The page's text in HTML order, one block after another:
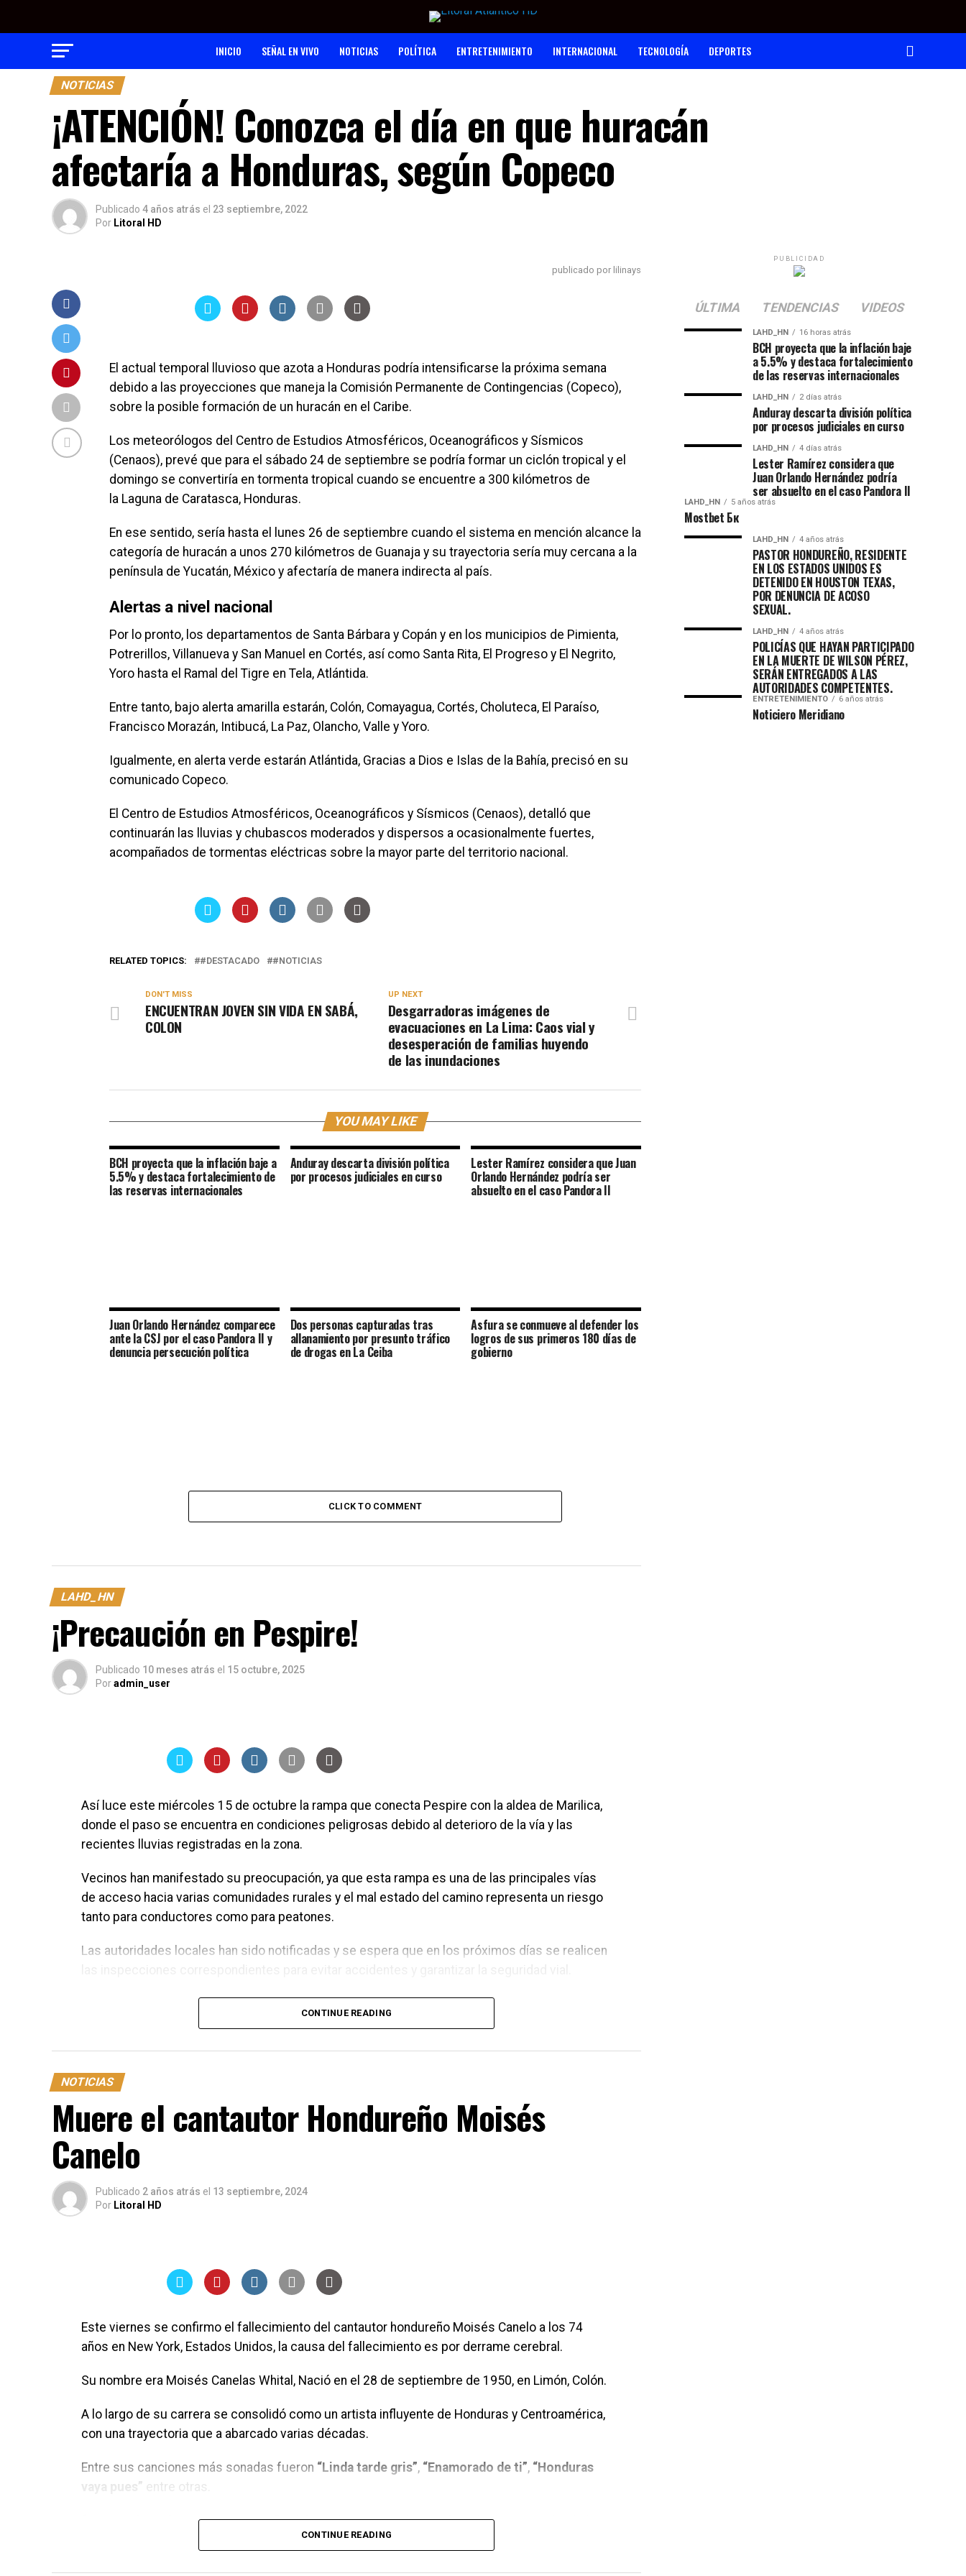
INICIO SEÑAL EN VIVO NOTICIAS POLÍTICA ENTRETENIMIENTO INTERNACIONAL TECNOLOGÍA DEPORTES
NOTICIAS
¡ATENCIÓN! Conozca el día en que huracán
afectaría a Honduras, según Copeco
Publicado 4 años atrás el 23 septiembre, 2022
Por Litoral HD
publicado por lilinays
El actual temporal lluvioso que azota a Honduras podría intensificarse la próxima semana
debido a las proyecciones que maneja la Comisión Permanente de Contingencias (Copeco),
sobre la posible formación de un huracán en el Caribe.
Los meteorólogos del Centro de Estudios Atmosféricos, Oceanográficos y Sísmicos
(Cenaos), prevé que para el sábado 24 de septiembre se podría formar un ciclón tropical y el
domingo se convertiría en tormenta tropical cuando se encuentre a 300 kilómetros de
la Laguna de Caratasca, Honduras.
En ese sentido, sería hasta el lunes 26 de septiembre cuando el sistema en mención alcance la
categoría de huracán a unos 270 kilómetros de Guanaja y su trayectoria sería muy cercana a la
península de Yucatán, México y afectaría de manera indirecta al país.
Alertas a nivel nacional
Por lo pronto, los departamentos de Santa Bárbara y Copán y en los municipios de Pimienta,
Potrerillos, Villanueva y San Manuel en Cortés, así como Santa Rita, El Progreso y El Negrito,
Yoro hasta el Ramal del Tigre en Tela, Atlántida.
Entre tanto, bajo alerta amarilla estarán, Colón, Comayagua, Cortés, Choluteca, El Paraíso,
Francisco Morazán, Intibucá, La Paz, Olancho, Valle y Yoro.
Igualmente, en alerta verde estarán Atlántida, Gracias a Dios e Islas de la Bahía, precisó en su
comunicado Copeco.
El Centro de Estudios Atmosféricos, Oceanográficos y Sísmicos (Cenaos), detalló que
continuarán las lluvias y chubascos moderados y dispersos a ocasionalmente fuertes,
acompañados de tormentas eléctricas sobre la mayor parte del territorio nacional.
RELATED TOPICS: #DESTACADO #NOTICIAS
UP NEXT
Desgarradoras imágenes de
evacuaciones en La Lima: Caos vial y
desesperación de familias huyendo
de las inundaciones
DON'T MISS
ENCUENTRAN JOVEN SIN VIDA EN SABÁ,
COLON
YOU MAY LIKE
BCH proyecta que la inflación baje a
5.5% y destaca fortalecimiento de
las reservas internacionales
Anduray descarta división política
por procesos judiciales en curso
Lester Ramírez considera que Juan
Orlando Hernández podría ser
absuelto en el caso Pandora II
Juan Orlando Hernández comparece
ante la CSJ por el caso Pandora II y
denuncia persecución política
Dos personas capturadas tras
allanamiento por presunto tráfico
de drogas en La Ceiba
Asfura se conmueve al defender los
logros de sus primeros 180 días de
gobierno
CLICK TO COMMENT
LAHD_HN
¡Precaución en Pespire!
Publicado 10 meses atrás el 15 octubre, 2025
Poradmin_user
Así luce este miércoles 15 de octubre la rampa que conecta Pespire con la aldea de Marilica,
donde el paso se encuentra en condiciones peligrosas debido al deterioro de la vía y las
recientes lluvias registradas en la zona.
Vecinos han manifestado su preocupación, ya que esta rampa es una de las principales vías
de acceso hacia varias comunidades rurales y el mal estado del camino representa un riesgo
tanto para conductores como para peatones.
Las autoridades locales han sido notificadas y se espera que en los próximos días se realicen
CONTINUE READING
NOTICIAS
Muere el cantautor Hondureño Moisés
Canelo
Publicado 2 años atrás el 13 septiembre, 2024
Por Litoral HD
Este viernes se confirmo el fallecimiento del cantautor hondureño Moisés Canelo a los 74
años en New York, Estados Unidos, la causa del fallecimiento es por derrame cerebral.
Su nombre era Moisés Canelas Whital, Nació en el 28 de septiembre de 1950, en Limón, Colón.
A lo largo de su carrera se consolidó como un artista influyente de Honduras y Centroamérica,
con una trayectoria que a abarcado varias décadas.
Entre sus canciones más sonadas fueron “Linda tarde gris”, “Enamorado de ti”, “Honduras
vaya pues”
“Soy mucho más que un cantante”palabras de Don Moisés Canelo, más de una noche de luna
en La Ceiba, donde transcurrió parte de su infancia.
CONTINUE READING
PUBLICIDAD
ÚLTIMA TENDENCIAS VIDEOS
LAHD_HN 16 horas atrás
BCH proyecta que la inflación baje
a 5.5% y destaca fortalecimiento
de las reservas internacionales
LAHD_HN 2 días atrás
Anduray descarta división política
por procesos judiciales en curso
LAHD_HN 4 días atrás
Lester Ramírez considera que
Juan Orlando Hernández podría
ser absuelto en el caso Pandora II
LAHD_HN 5 años atrás
Mostbet Бк
LAHD_HN 4 años atrás
PASTOR HONDUREÑO, RESIDENTE
EN LOS ESTADOS UNIDOS ES
DETENIDO EN HOUSTON TEXAS,
POR DENUNCIA DE ACOSO
SEXUAL.
LAHD_HN 4 años atrás
POLICÍAS QUE HAYAN PARTICIPADO
EN LA MUERTE DE WILSON PÉREZ,
SERÁN ENTREGADOS A LAS
AUTORIDADES COMPETENTES.
ENTRETENIMIENTO 6 años atrás
Noticiero Meridiano